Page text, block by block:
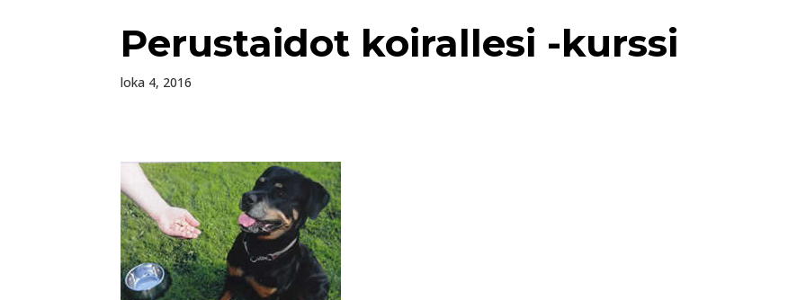
Perustaidot koirallesi -kurssi
loka 4, 2016